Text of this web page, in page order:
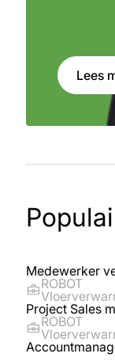
Lees
Medewerker
ROBOT
Project Sales
ROBOT